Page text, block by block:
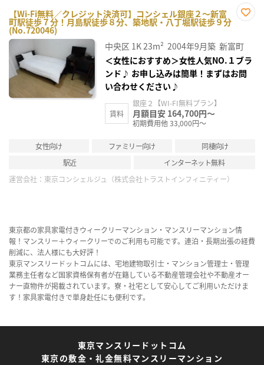
【Wi-Fi無料／クレジット決済可】コンシェル銀座２～新富
町駅徒歩７分！月島駅徒歩８分、築地駅・八丁堀駅徒歩９分
(No.720046)
り登
録
中央区 1K23m² 2004年9月築 新富町
＜女性におすすめ＞女性人気NO.１ブラ
ンド♪ お申し込みは簡単！まずはお問
い合わせください♪
賃料
銀座２【WI-FI無料プラン】
月額目安 164,700円～
初期費用他 33,000円～
女性向け ファミリー向け
同棲向け
駅近
インターネット無料
運営会社： 東京コンシェルジュ（株式会社トラストインフィニティー）
東京都の家具家電付きウィークリーマンション・マンスリーマンション情
報！マンスリー＋ウィークリーでのご利用も可能です。連泊・長期出張の経費
削減に、法人様にも大好評！
東京マンスリードットコムには、宅地建物取引士・マンション管理士・管理
業務主任者など国家資格保有者が在籍している不動産管理会社や不動産オー
ナー直物件が掲載されています。寮・社宅として安心してご利用いただけま
す！家具家電付きで単身赴任にも便利です。
東京マンスリードットコム
東京の敷金・礼金無料マンスリーマンション